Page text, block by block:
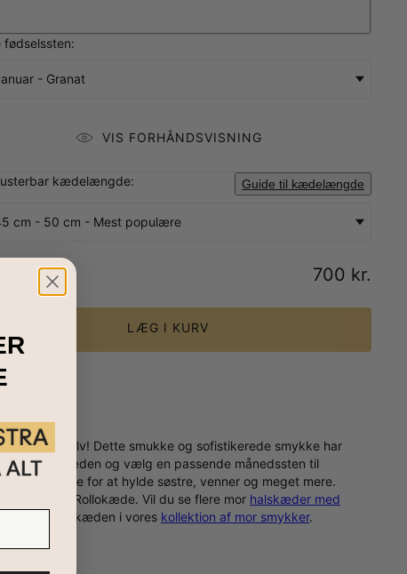
fødselssten:
- Granat
VIS FORHÅNDSVISNING
kædelængde: Guide til kædelængde
cm - 50 cm - Mest populære
700 kr.
LÆG I KURV
Forgyldt Sølv! Dette smukke og sofistikerede smykke har
på halskæden og vælg en passende månedssten til
potentiale for at hylde søstre, venner og meget mere.
forgyldt Rollokæde. Vil du se flere mor halskæder med
finde halskæden i vores kollektion af mor smykker.